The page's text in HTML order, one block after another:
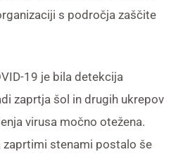
s področja zaščite
19 je bila detekcija
zaprtja šol in drugih ukrepov
virusa močno otežena.
zaprtimi stenami postalo še